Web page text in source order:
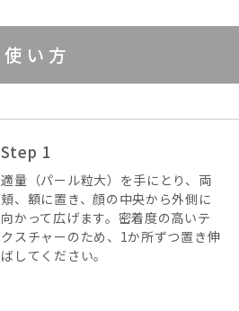
使い方
Step 1
適量（パール粒大）を手にとり、両
頬、額に置き、顔の中央から外側に
向かって広げます。密着度の高いテ
クスチャーのため、1か所ずつ置き伸
ばしてください。